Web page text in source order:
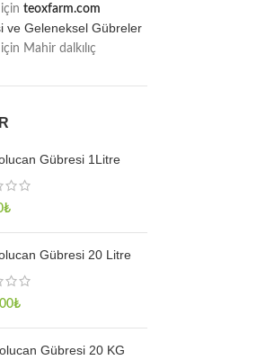
teoxfarm.com
ve Geleneksel Gübreler
Mahir dalkılıç
Gübresi 1Litre
₺
Gübresi 20 Litre
₺
Gübresi 20 KG